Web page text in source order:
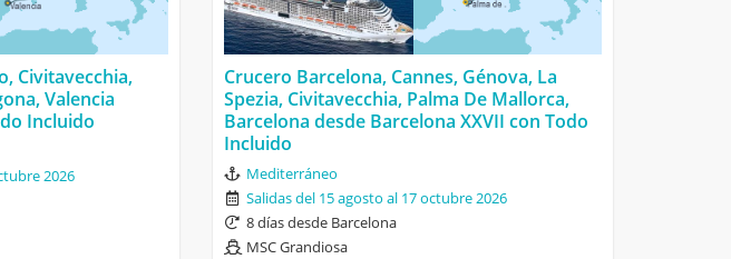
Civitavecchia,
Valencia
Incluido
2026
Crucero Barcelona, Cannes, Génova, La
Spezia, Civitavecchia, Palma De Mallorca,
Barcelona desde Barcelona XXVII con Todo
Incluido
Mediterráneo
Salidas del 15 agosto al 17 octubre 2026
8 días desde Barcelona
MSC Grandiosa